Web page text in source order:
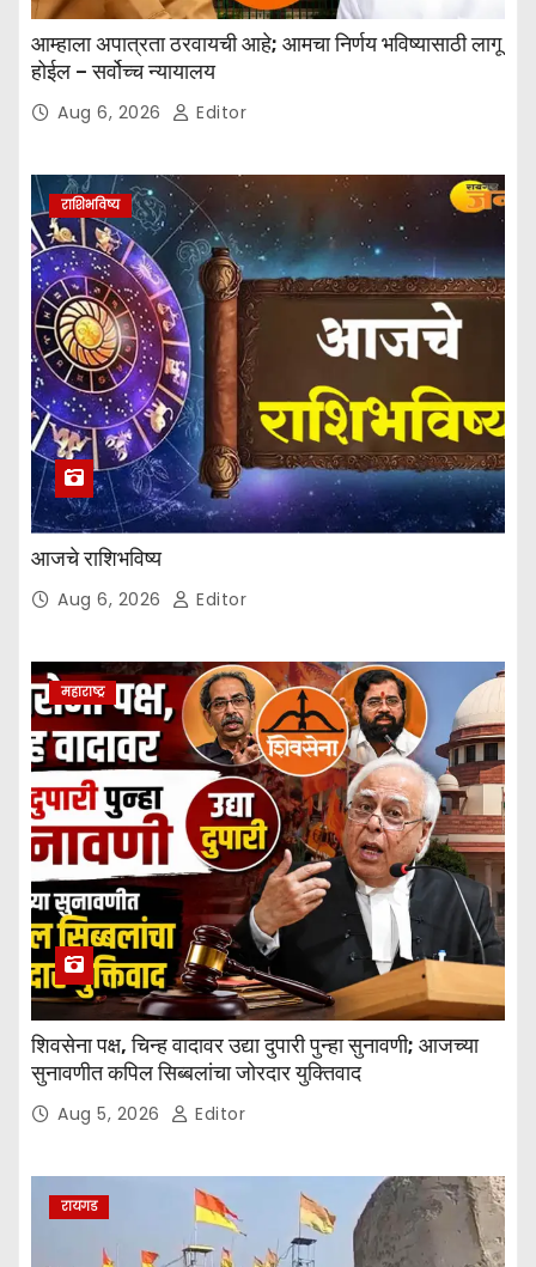
आम्हाला अपात्रता ठरवायची आहे; आमचा निर्णय भविष्यासाठी लागू
होईल – सर्वोच्च न्यायालय
Aug 6, 2026 Editor
राशिभविष्य
आजचे राशिभविष्य
Aug 6, 2026 Editor
महाराष्ट्र
शिवसेना पक्ष, चिन्ह वादावर उद्या दुपारी पुन्हा सुनावणी; आजच्या
सुनावणीत कपिल सिब्बलांचा जोरदार युक्तिवाद
Aug 5, 2026 Editor
रायगड